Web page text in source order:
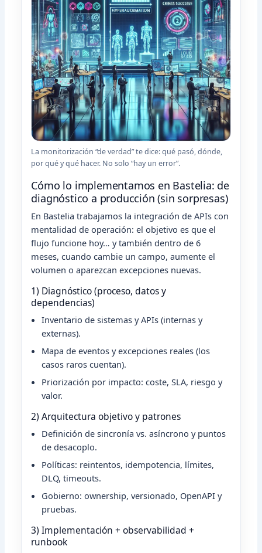
La monitorización “de verdad” te dice: qué pasó, dónde,
por qué y qué hacer. No solo “hay un error”.
Cómo lo implementamos en Bastelia: de
diagnóstico a producción (sin sorpresas)
En Bastelia trabajamos la integración de APIs con
mentalidad de operación: el objetivo es que el
flujo funcione hoy… y también dentro de 6
meses, cuando cambie un campo, aumente el
volumen o aparezcan excepciones nuevas.
1) Diagnóstico (proceso, datos y
dependencias)
Inventario de sistemas y APIs (internas y
externas).
Mapa de eventos y excepciones reales (los
casos raros cuentan).
Priorización por impacto: coste, SLA, riesgo y
valor.
2) Arquitectura objetivo y patrones
Definición de sincronía vs. asíncrono y puntos
de desacoplo.
Políticas: reintentos, idempotencia, límites,
DLQ, timeouts.
Gobierno: ownership, versionado, OpenAPI y
pruebas.
3) Implementación + observabilidad +
runbook